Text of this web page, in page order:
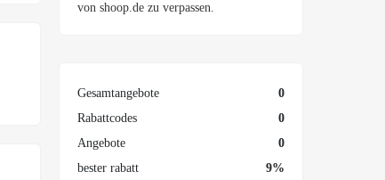
von shoop.de zu verpassen.
Gesamtangebote
0
Rabattcodes
0
Angebote
0
bester rabatt
9%